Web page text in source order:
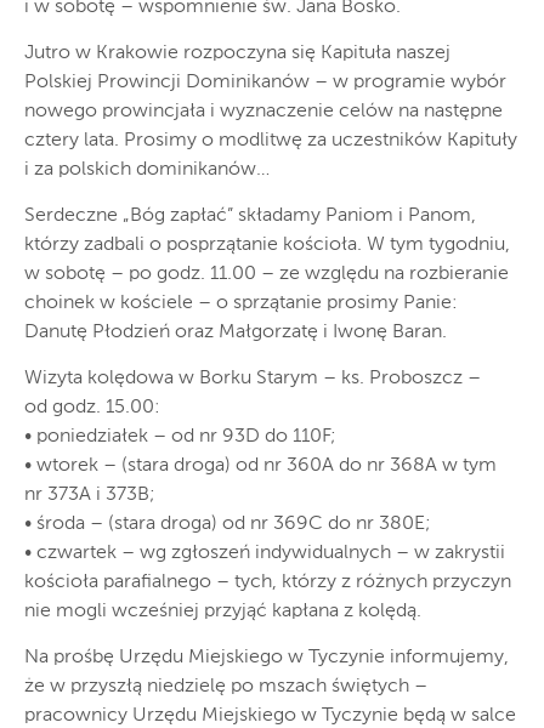
i w sobotę – wspomnienie św. Jana Bosko.
Jutro w Krakowie rozpoczyna się Kapituła naszej
Polskiej Prowincji Dominikanów – w programie wybór
nowego prowincjała i wyznaczenie celów na następne
cztery lata. Prosimy o modlitwę za uczestników Kapituły
i za polskich dominikanów…
Serdeczne „Bóg zapłać” składamy Paniom i Panom,
którzy zadbali o posprzątanie kościoła. W tym tygodniu,
w sobotę – po godz. 11.00 – ze względu na rozbieranie
choinek w kościele – o sprzątanie prosimy Panie:
Danutę Płodzień oraz Małgorzatę i Iwonę Baran.
Wizyta kolędowa w Borku Starym – ks. Proboszcz –
od godz. 15.00:
• poniedziałek – od nr 93D do 110F;
• wtorek – (stara droga) od nr 360A do nr 368A w tym
nr 373A i 373B;
• środa – (stara droga) od nr 369C do nr 380E;
• czwartek – wg zgłoszeń indywidualnych – w zakrystii
kościoła parafialnego – tych, którzy z różnych przyczyn
nie mogli wcześniej przyjąć kapłana z kolędą.
Na prośbę Urzędu Miejskiego w Tyczynie informujemy,
że w przyszłą niedzielę po mszach świętych –
pracownicy Urzędu Miejskiego w Tyczynie będą w salce